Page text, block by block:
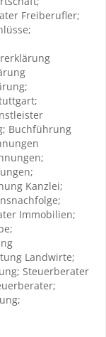
Freiberufler;
Buchführung
Kanzlei;
Immobilien;
Landwirte;
Steuerberater